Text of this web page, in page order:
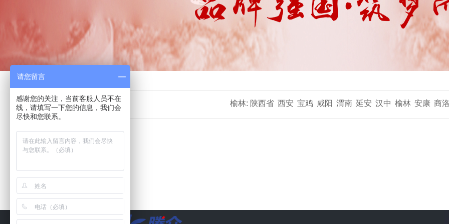
首页
榆林: 陕西省 西安 宝鸡 咸阳 渭南 延安 汉中 榆林 安康 商
请您留言
感谢您的关注，当前客服人员不在
线，请填写一下您的信息，我们会
尽快和您联系。